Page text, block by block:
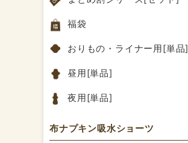
福袋
おりもの・ライナー用[単品]
昼用[単品]
夜用[単品]
布ナプキン吸水ショーツ